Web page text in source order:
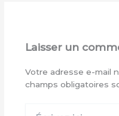
Laisser un
Votre adresse e-mail
champs obligatoires